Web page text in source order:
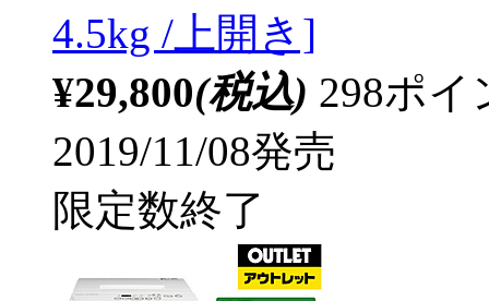
4.5kg /上開き]
¥29,800(税込) 298ポ
2019/11/08発売
限定数終了